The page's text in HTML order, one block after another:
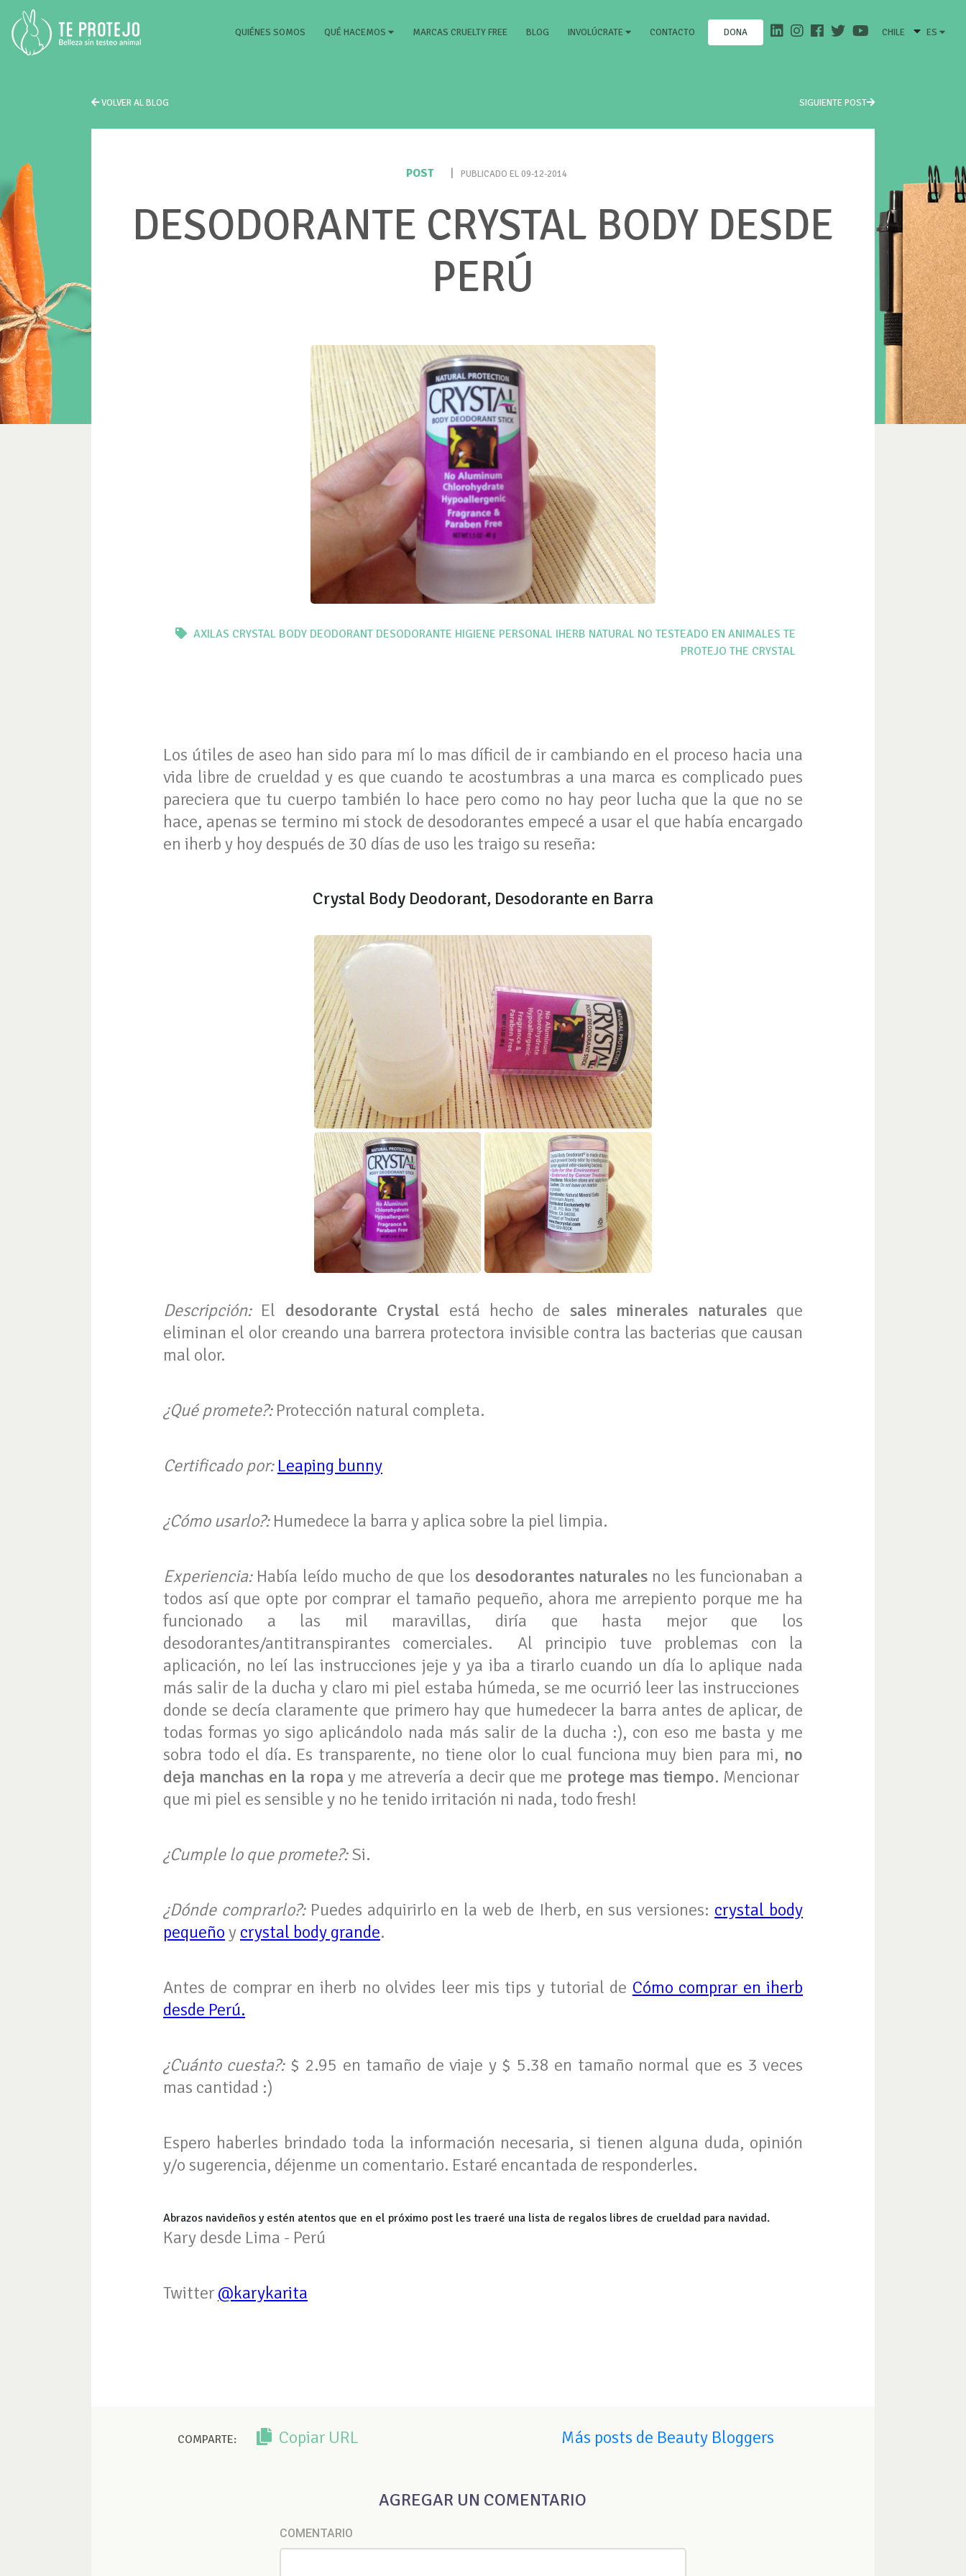
QUIÉNES SOMOS (CURRENT)
QUÉ HACEMOS MARCAS CRUELTY FREE BLOG INVOLÚCRATE CONTACTO DONA CHILE ES
VOLVER AL BLOG SIGUIENTE POST
POST PUBLICADO EL 09-12-2014
DESODORANTE CRYSTAL BODY DESDE
PERÚ
AXILAS CRYSTAL BODY DEODORANT DESODORANTE HIGIENE PERSONAL IHERB NATURAL NO TESTEADO EN ANIMALES TE
PROTEJO THE CRYSTAL
Los útiles de aseo han sido para mí lo mas díficil de ir cambiando en el proceso hacia una
vida libre de crueldad y es que cuando te acostumbras a una marca es complicado pues
pareciera que tu cuerpo también lo hace pero como no hay peor lucha que la que no se
hace, apenas se termino mi stock de desodorantes empecé a usar el que había encargado
en iherb y hoy después de 30 días de uso les traigo su reseña:
Crystal Body Deodorant, Desodorante en Barra
Descripción:El desodorante Crystal está hecho de sales minerales naturalesque
eliminan el olor creando una barrera protectora invisible contra las bacterias que causan
mal olor.
¿Qué promete?:Protección natural completa.
Certificado por: Leaping bunny
¿Cómo usarlo?:Humedece la barra y aplica sobre la piel limpia.
Experiencia:Había leído mucho de que los desodorantes naturales no les funcionaban a
todos así que opte por comprar el tamaño pequeño, ahora me arrepiento porque me ha
funcionado a las mil maravillas, diría que hasta mejor que los
desodorantes/antitranspirantes comerciales. Al principio tuve problemas con la
aplicación, no leí las instrucciones jeje y ya iba a tirarlo cuando un día lo aplique nada
más salir de la ducha y claro mi piel estaba húmeda, se me ocurrió leer las instrucciones
donde se decía claramente que primero hay que humedecer la barra antes de aplicar, de
todas formas yo sigo aplicándolo nada más salir de la ducha :), con eso me basta y me
sobra todo el día. Es transparente, no tiene olor lo cual funciona muy bien para mi, no
deja manchas en la ropa y me atrevería a decir que me protege mas tiempo. Mencionar
que mi piel es sensible y no he tenido irritación ni nada, todo fresh!
¿Cumple lo que promete?:Si.
¿Dónde comprarlo?:Puedes adquirirlo en la web de Iherb, en sus versiones: crystal body
pequeño y crystal body grande.
Antes de comprar en iherb no olvides leer mis tips y tutorial de Cómo comprar en iherb
desde Perú.
¿Cuánto cuesta?:$ 2.95 en tamaño de viaje y $ 5.38 en tamaño normal que es 3 veces
mas cantidad :)
Espero haberles brindado toda la información necesaria, si tienen alguna duda, opinión
y/o sugerencia, déjenme un comentario. Estaré encantada de responderles.
Abrazos navideños y estén atentos que en el próximo post les traeré una lista de regalos libres de crueldad para navidad.
Kary desde Lima - Perú
Twitter @karykarita
COMPARTE: Copiar URL Más posts de Beauty Bloggers
AGREGAR UN COMENTARIO
COMENTARIO